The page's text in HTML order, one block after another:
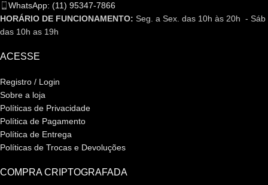
WhatsApp: (11) 95347-7866
HORÁRIO DE FUNCIONAMENTO: Seg. a Sex. das 10h às 20h - Sáb
das 10h as 19h
ACESSE
Registro / Login
Sobre a loja
Políticas de Privacidade
Política de Pagamento
Política de Entrega
Políticas de Trocas e Devoluções
COMPRA CRIPTOGRAFADA